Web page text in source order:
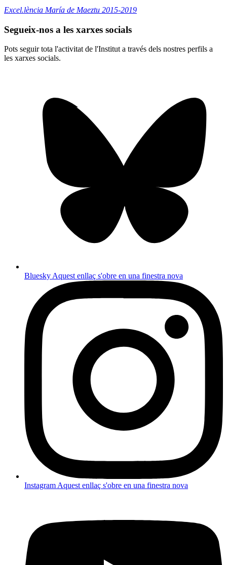
Excel.lència María de Maeztu 2015-2019
Segueix-nos a les xarxes socials
Pots seguir tota l'activitat de l'Institut a través dels nostres perfils a
les xarxes socials.
BlueskyAquest enllaç s'obre en una finestra nova
InstagramAquest enllaç s'obre en una finestra nova